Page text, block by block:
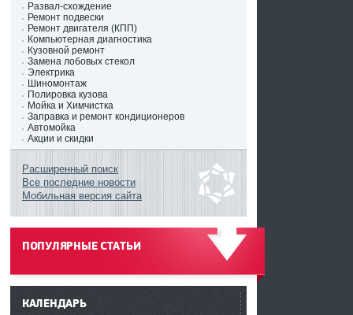
Развал-схождение
Ремонт подвески
Ремонт двигателя (КПП)
Компьютерная диагностика
Кузовной ремонт
Замена лобовых стекол
Электрика
Шиномонтаж
Полировка кузова
Мойка и Химчистка
Заправка и ремонт кондиционеров
Автомойка
Акции и скидки
Расширенный поиск
Все последние новости
Мобильная версия сайта
ПОПУЛЯРНЫЕ СТАТЬИ
------
КАЛЕНДАРЬ